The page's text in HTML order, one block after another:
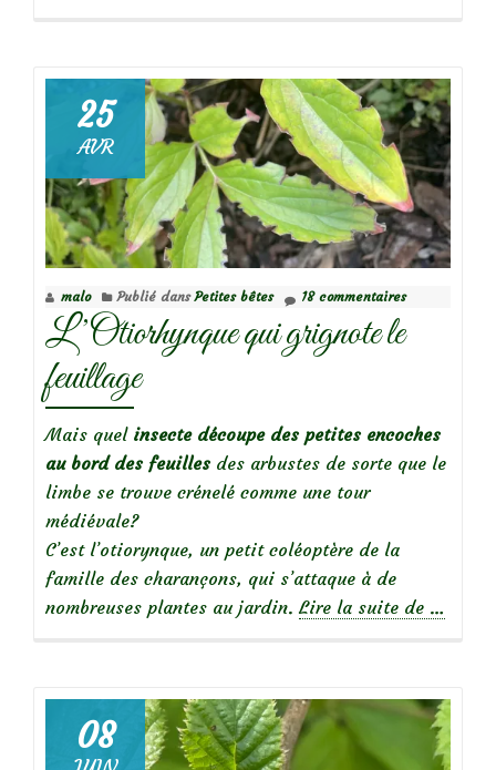
au
courrier:
la
Rhagie
mordante
25
AVR
malo Publié dansPetites bêtes 18 commentaires
L’Otiorhynque qui grignote le
feuillage
Mais quelinsecte découpe des petites encoches
aubord des feuilles des arbustes de sorte que le
limbe se trouve crénelé comme une tour
médiévale?
C’est l’otiorynque, un petit coléoptère de la
famille des charançons, qui s’attaque à de
nombreuses plantes au jardin. Lire la suite de
grignote
le
…
08